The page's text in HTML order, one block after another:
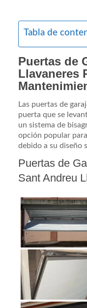
Tabla de
Puertas de
Llavaneres
Las puertas de
puerta que se
un sistema de
opción popular
debido a su diseño
Puertas de
Sant Andreu